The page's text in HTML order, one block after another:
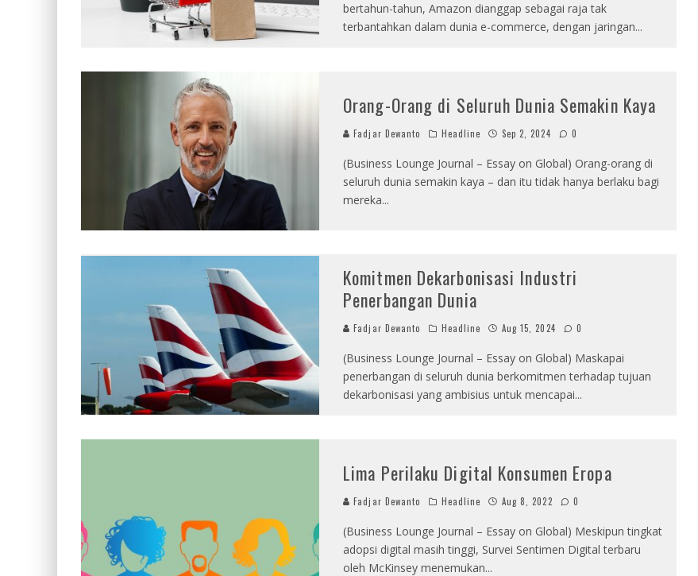
bertahun-tahun, Amazon dianggap sebagai raja tak
terbantahkan dalam dunia e-commerce, dengan jaringan...
Orang-Orang di Seluruh Dunia Semakin Kaya
Fadjar Dewanto Headline Sep 2, 2024 0
(Business Lounge Journal – Essay on Global) Orang-orang di
seluruh dunia semakin kaya – dan itu tidak hanya berlaku bagi
mereka...
Komitmen Dekarbonisasi Industri
Penerbangan Dunia
Fadjar Dewanto Headline Aug 15, 2024 0
(Business Lounge Journal – Essay on Global) Maskapai
penerbangan di seluruh dunia berkomitmen terhadap tujuan
dekarbonisasi yang ambisius untuk mencapai...
Lima Perilaku Digital Konsumen Eropa
Fadjar Dewanto Headline Aug 8, 2022 0
(Business Lounge Journal – Essay on Global) Meskipun tingkat
adopsi digital masih tinggi, Survei Sentimen Digital terbaru
oleh McKinsey menemukan...